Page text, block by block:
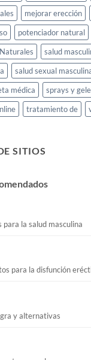
mejorar erección
potenciador natural
salud
salud sexual
médica sprays y
tratamiento de
SITIOS
la salud masculina
para la disfunción
y alternativas